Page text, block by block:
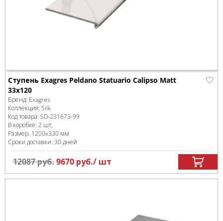
Ступень Exagres Peldano Statuario Calipso Matt
33x120
Бренд: Exagres
Коллекция: Silk
Код товара: SD-231673-99
В коробке: 2 шт,
Размер: 1200x330 мм
Сроки доставки: 30 дней
12087руб.9670 руб./ шт